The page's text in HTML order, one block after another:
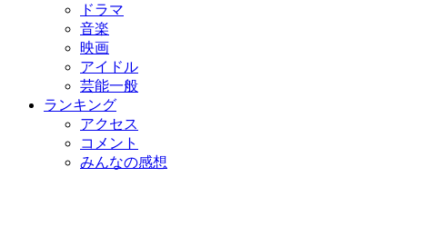
ドラマ
音楽
映画
アイドル
芸能一般
ランキング
アクセス
コメント
みんなの感想